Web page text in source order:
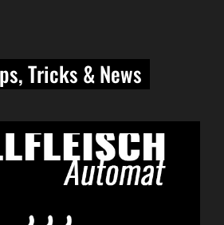
Tricks & News